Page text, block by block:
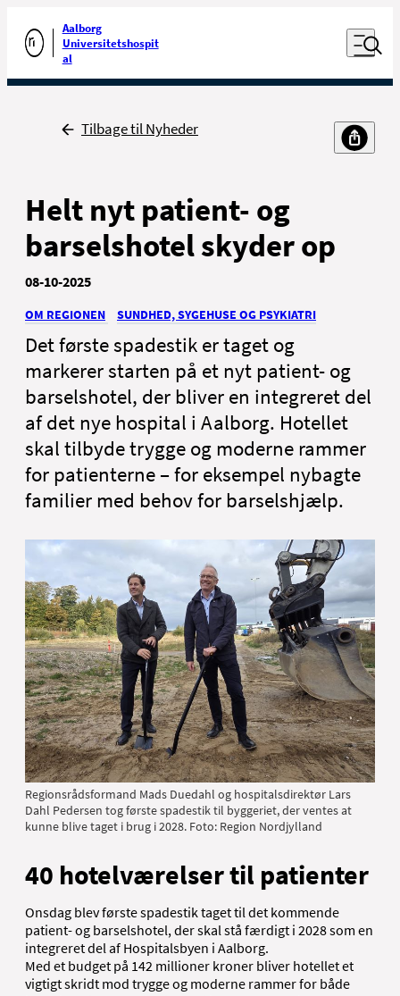
Gå til forsiden
Aalborg
Universitetshospit
al
Åben
Udfør søgning
For patienter og
For sundhedsfaglige
Kontakt
Job
Presse
Nyheder
Om Aalborg Universitetshospital
English
Tilbage til Nyheder
Helt nyt patient- og
barselshotel skyder op
08-10-2025
OM REGIONEN SUNDHED, SYGEHUSE OG PSYKIATRI
Det første spadestik er taget og
markerer starten på et nyt patient- og
barselshotel, der bliver en integreret del
af det nye hospital i Aalborg. Hotellet
skal tilbyde trygge og moderne rammer
for patienterne – for eksempel nybagte
familier med behov for barselshjælp.
Regionsrådsformand Mads Duedahl og hospitalsdirektør Lars
Dahl Pedersen tog første spadestik til byggeriet, der ventes at
kunne blive taget i brug i 2028. Foto: Region Nordjylland
40 hotelværelser til patienter
Onsdag blev første spadestik taget til det kommende
patient- og barselshotel, der skal stå færdigt i 2028 som en
integreret del af Hospitalsbyen i Aalborg.
Med et budget på 142 millioner kroner bliver hotellet et
vigtigt skridt mod trygge og moderne rammer for både